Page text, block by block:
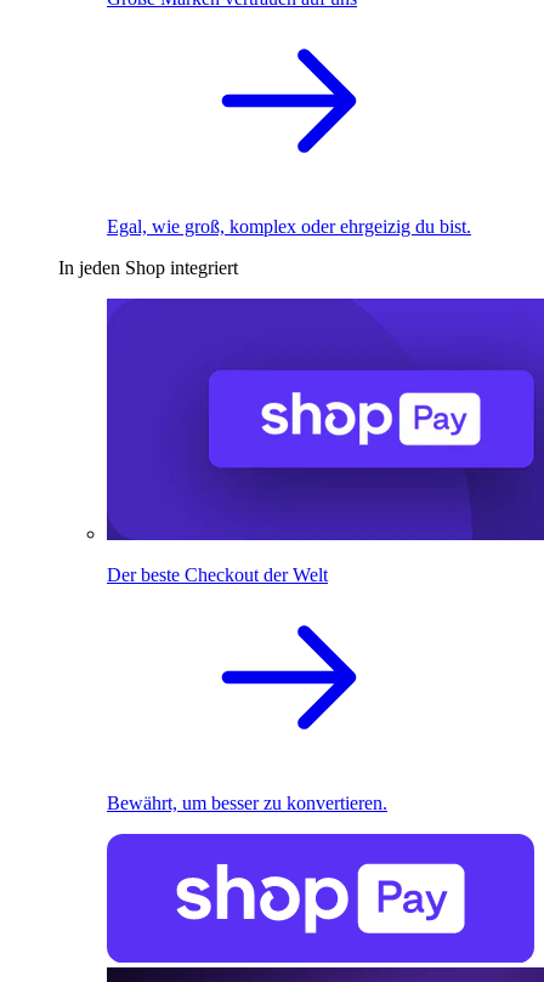
Egal, wie groß, komplex oder ehrgeizig du bist.
In jeden Shop integriert
Der beste Checkout der Welt
Bewährt, um besser zu konvertieren.